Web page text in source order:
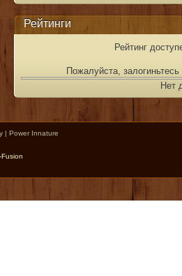
Рейтинги
Рейтинг
Пожалуйста,
Нет
| Power Innature
Fusion